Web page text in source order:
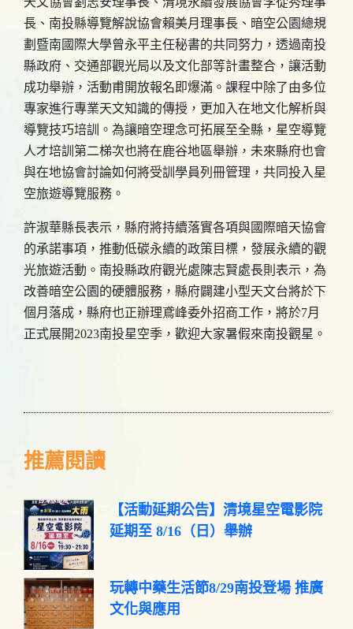
長、南投縣導覽解說協會賴美月理事長、暗空公園總規
劃暨南國際大學曾永平主任秘書的共同努力，透過南投
縣政府、交通部觀光局以及文化部等計畫整合，讓活動
成功舉辦，活動甫開放報名即爆滿。課程中除了由多位
專家進行專業天文知識的傳授，更加入在地文化解析與
導覽技巧培訓。為讓暗空理念可拓展至全縣，星空導覽
人才培訓第二梯次也將在鹿谷地區舉辦，未來縣府也會
與在地協會討論如何將受訓學員列冊管理，共同投入星
空旅遊導覽服務。
許淑華縣長表示，縣府將持續落實各項與國際暗天協會
的承諾事項，推動低碳永續的政策目標，發展永續的觀
光旅遊活動。南投縣政府觀光處陳志賢處長則表示，為
改善暗空公園的硬體服務，縣府闢建小型天文台將於下
個月落成，縣府也正辦理鳶峰委外招商工作，將於7月
正式展開2023南投星空季，歡迎大家暑假來南投觀星。
推薦閱讀
【活動延期公告】清境星空電影院
延期至 8/16（日）舉辦
玩轉中藥生活節8/29南投登場 推廣
文化與應用